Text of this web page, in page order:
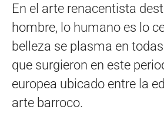
En el arte renacentista
hombre, lo humano es lo
belleza se plasma en
que surgieron en este
europea ubicado entre la
arte barroco.